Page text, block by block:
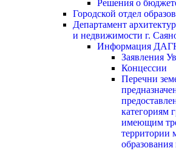
Решения о
Городской отдел
Департамент
и недвижимости г.
Информация
Заявления
Концессии
Перечни
категориям
имеющим
территории